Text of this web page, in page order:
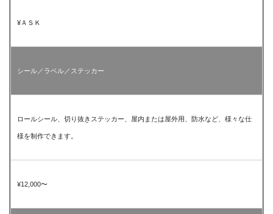
¥ＡＳＫ
シール／ラベル／ステッカー
ロールシール、切り抜きステッカー、屋内または屋外用、防水など、様々な仕
様を制作できます。
¥12,000〜